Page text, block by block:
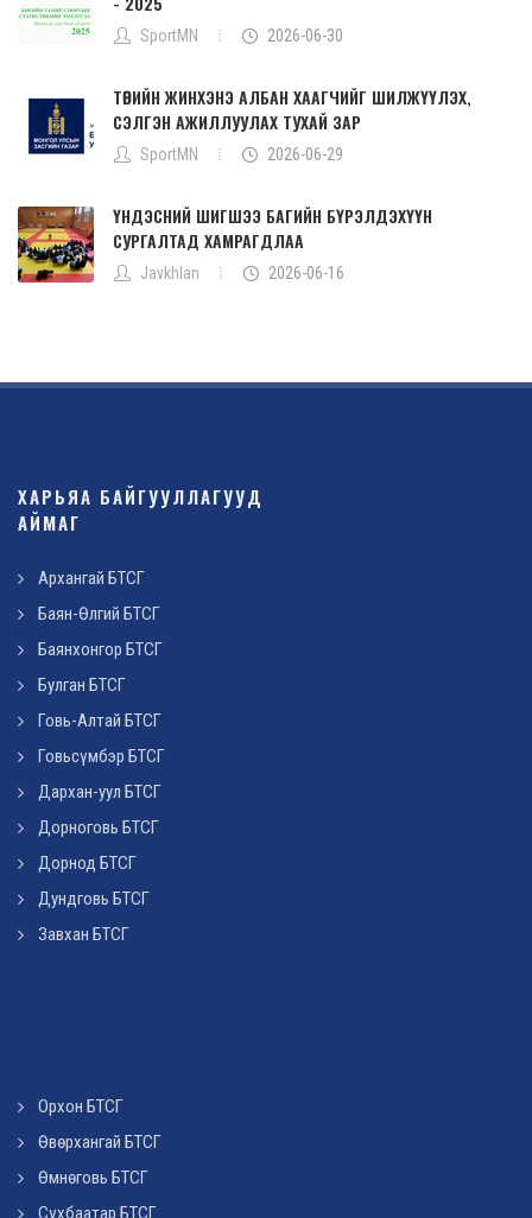
SportMN 2026-06-30
ТӨРИЙН ЖИНХЭНЭ АЛБАН ХААГЧИЙГ ШИЛЖҮҮЛЭХ,
СЭЛГЭН АЖИЛЛУУЛАХ ТУХАЙ ЗАР
SportMN 2026-06-29
ҮНДЭСНИЙ ШИГШЭЭ БАГИЙН БҮРЭЛДЭХҮҮН
СУРГАЛТАД ХАМРАГДЛАА
Javkhlan 2026-06-16
ХАРЬЯА БАЙГУУЛЛАГУУД
АЙМАГ
Архангай БТСГ
Баян-Өлгий БТСГ
Баянхонгор БТСГ
Булган БТСГ
Говь-Алтай БТСГ
Говьсүмбэр БТСГ
Дархан-уул БТСГ
Дорноговь БТСГ
Дорнод БТСГ
Дундговь БТСГ
Завхан БТСГ
Орхон БТСГ
Өвөрхангай БТСГ
Өмнөговь БТСГ
Сүхбаатар БТСГ